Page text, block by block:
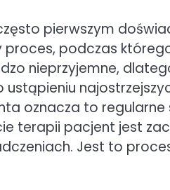
pierwszym
proces, podczas
nieprzyjemne,
ustąpieniu
oznacza to
terapii pacjent jest
Jest to